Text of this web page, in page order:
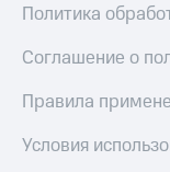
Политика
Соглашение о
Правила
Условия